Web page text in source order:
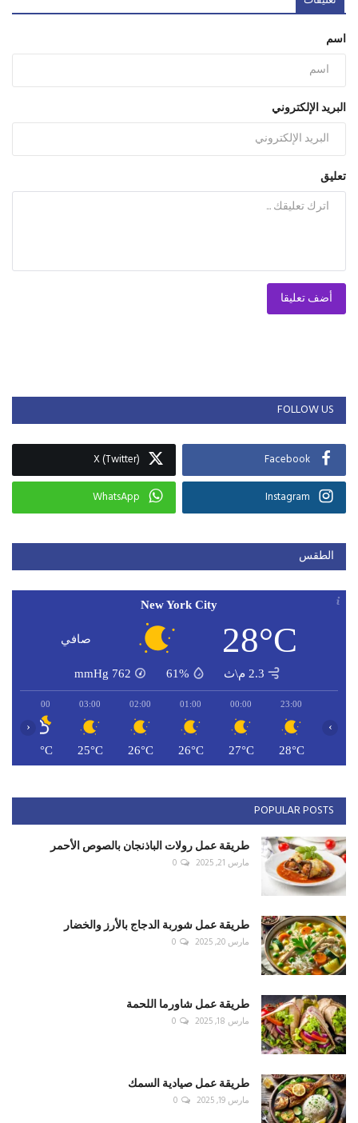
اسم
البريد الإلكتروني
تعليق
أضف تعليقا
FOLLOW US
Facebook
X (Twitter)
Instagram
WhatsApp
الطقس
New York City
28°C صافي
2.3 م\ث 61%
762
mmHg
23:00
28°C
00:00
27°C
01:00
26°C
02:00
26°C
03:00
25°C
04:00
24°C
‹ ›
POPULAR POSTS
طريقة عمل رولات الباذنجان بالصوص الأحمر
مارس 21, 2025 0
طريقة عمل شوربة الدجاج بالأرز والخضار
مارس 20, 2025 0
طريقة عمل شاورما اللحمة
مارس 18, 2025 0
طريقة عمل صيادية السمك
مارس 19, 2025 0